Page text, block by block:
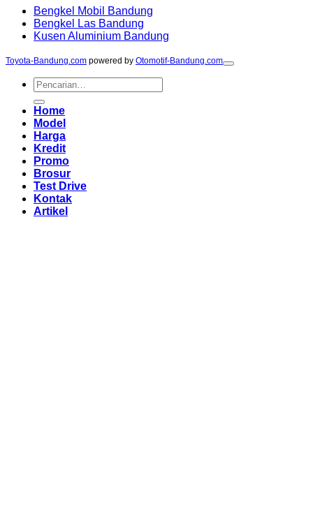
Bengkel Mobil Bandung
Bengkel Las Bandung
Kusen Aluminium Bandung
Toyota-Bandung.com powered by Otomotif-Bandung.com
Pencarian
untuk:
Home
Model
Harga
Kredit
Promo
Brosur
Test Drive
Kontak
Artikel